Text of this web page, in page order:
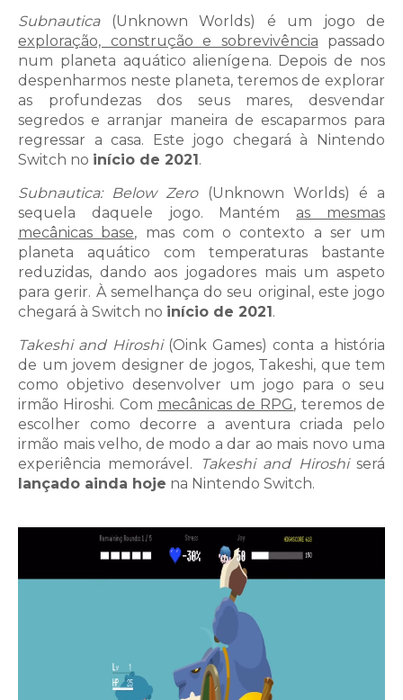
Subnautica(Unknown Worlds) é um jogo de
exploração, construção e sobrevivência passado
num planeta aquático alienígena. Depois de nos
despenharmos neste planeta, teremos de explorar
as profundezas dos seus mares, desvendar
segredos e arranjar maneira de escaparmos para
regressar a casa. Este jogo chegará à Nintendo
Switch no início de 2021 .
Subnautica: Below Zero(Unknown Worlds) é a
sequela daquele jogo. Mantém as mesmas
mecânicas base, mas com o contexto a ser um
planeta aquático com temperaturas bastante
reduzidas, dando aos jogadores mais um aspeto
para gerir. À semelhança do seu original, este jogo
chegará à Switch no início de 2021 .
Takeshi and Hiroshi(Oink Games) conta a história
de um jovem designer de jogos, Takeshi, que tem
como objetivo desenvolver um jogo para o seu
irmão Hiroshi. Com mecânicas de RPG, teremos de
escolher como decorre a aventura criada pelo
irmão mais velho, de modo a dar ao mais novo uma
experiência memorável.
Takeshi and Hiroshiserá
lançado ainda hoje na Nintendo Switch.